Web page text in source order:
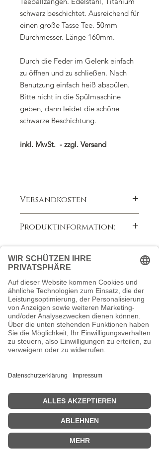
schwarz beschichtet. Ausreichend für
einen große Tasse Tee. 50mm
Durchmesser. Länge 160mm.
Durch die Feder im Gelenk einfach
zu öffnen und zu schließen. Nach
Benutzung einfach heiß abspülen.
Bitte nicht in die Spülmaschine
geben, dann leidet die schöne
schwarze Beschichtung.
inkl. MwSt. - zzgl. Versand
Versandkosten
nach dem Bestellwert
Bis 29,00 EUR Versandkosten 6,90
EUR
Ab einem Bestellwert von 29,00 €
liefern wir versandkostenfrei.
Produktinformation:
Größe: Durchmesser 50mm
Länge: 160mm
Material: Edelstahl Titanium
Nicht Spülmaschinen geeignet
Kontakt
TEEspresso
Mankhauser Str.1
42699 Solingen
0212 - 881 316 66
Schreib uns eine Mail
Vertrag widerrufen
VERSANDKOSTENFREI ab 29€.
Zahlung mit PayPal, Kreditkarte oder
Kauf auf Rechnung